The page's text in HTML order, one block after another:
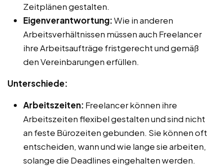
Zeitplänen gestalten.
Eigenverantwortung:Wie in anderen
Arbeitsverhältnissen müssen auch Freelancer
ihre Arbeitsaufträge fristgerecht und gemäß
den Vereinbarungen erfüllen.
Unterschiede:
Arbeitszeiten: Freelancer können ihre
Arbeitszeiten flexibel gestalten und sind nicht
an feste Bürozeiten gebunden. Sie können oft
entscheiden, wann und wie lange sie arbeiten,
solange die Deadlines eingehalten werden.